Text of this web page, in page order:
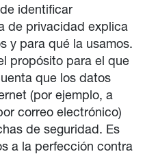
identificar
de privacidad explica
y para qué la usamos.
propósito para el que
que los datos
(por ejemplo, a
correo electrónico)
de seguridad. Es
a la perfección contra